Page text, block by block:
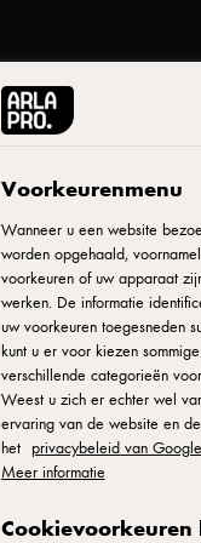
Voorkeurenmenu
Wanneer u een website
worden opgehaald,
voorkeuren of uw apparaat
werken. De informatie
uw voorkeuren toegesneden
kunt u er voor kiezen
verschillende categorieën
Weest u zich er echter wel
ervaring van de website en
het privacybeleid van Google
Meer informatie
Cookievoorkeuren